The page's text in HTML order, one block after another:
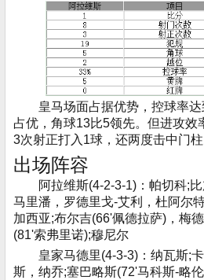
皇马场面占据优势，控球率
占优，角球13比5领先。但进攻效
3次射正打入1球，还两度击中门柱
出场阵容
阿拉维斯(4-2-3-1)：帕切科;
马里潘，罗德里戈-艾利，杜阿尔
加西亚;布尔吉(66'佩德拉萨)，梅
(81'索弗里诺);穆尼尔
皇家马德里(4-3-3)：纳瓦斯;
斯，纳乔;塞巴略斯(72'马科斯-略